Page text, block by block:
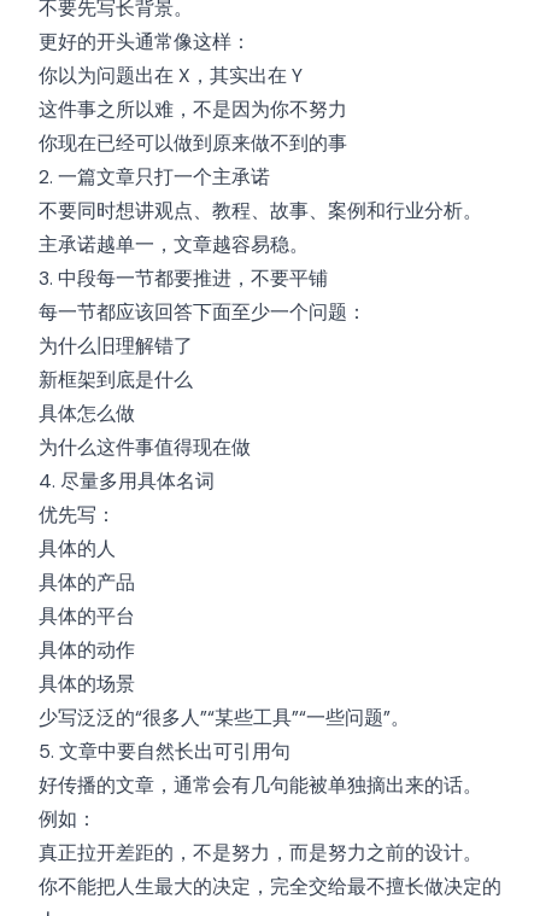
不要先写长背景。
更好的开头通常像这样：
你以为问题出在 X，其实出在 Y
这件事之所以难，不是因为你不努力
你现在已经可以做到原来做不到的事
2. 一篇文章只打一个主承诺
不要同时想讲观点、教程、故事、案例和行业分析。
主承诺越单一，文章越容易稳。
3. 中段每一节都要推进，不要平铺
每一节都应该回答下面至少一个问题：
为什么旧理解错了
新框架到底是什么
具体怎么做
为什么这件事值得现在做
4. 尽量多用具体名词
优先写：
具体的人
具体的产品
具体的平台
具体的动作
具体的场景
少写泛泛的“很多人”“某些工具”“一些问题”。
5. 文章中要自然长出可引用句
好传播的文章，通常会有几句能被单独摘出来的话。
例如：
真正拉开差距的，不是努力，而是努力之前的设计。
你不能把人生最大的决定，完全交给最不擅长做决定的